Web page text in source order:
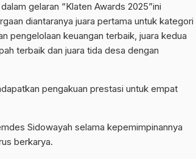
gelaran “Klaten Awards 2025”ini
diantaranya juara pertama untuk kategori
pengelolaan keuangan terbaik, juara kedua
terbaik dan juara tida desa dengan
pengakuan prestasi untuk empat
Sidowayah selama kepemimpinannya
berkarya.